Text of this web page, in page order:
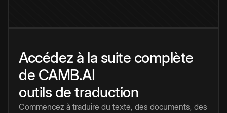
Accédez à la suite complète
de CAMB.AI
outils de traduction
Commencez à traduire du texte, des documents, des